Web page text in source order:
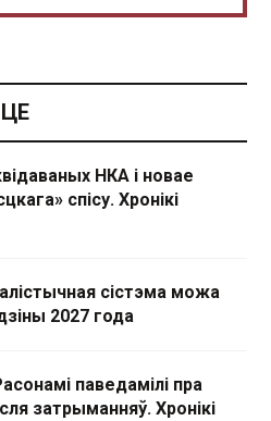
НКА і новае
спісу. Хронікі
сістэма можа
2027 года
паведамілі пра
затрыманняў. Хронікі